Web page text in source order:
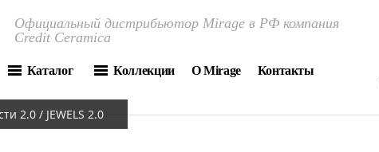
Официальный дистрибьютор Mirage в РФ компания
Credit Ceramica
Каталог Коллекции О Mirage Контакты
2.0 / JEWELS 2.0